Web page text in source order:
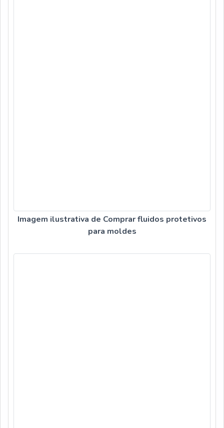
Imagem ilustrativa de Comprar fluidos protetivos
para moldes